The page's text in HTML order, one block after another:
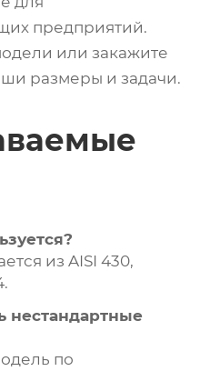
предприятий.
или закажите
размеры и задачи.
из AISI 430,
нестандартные
по